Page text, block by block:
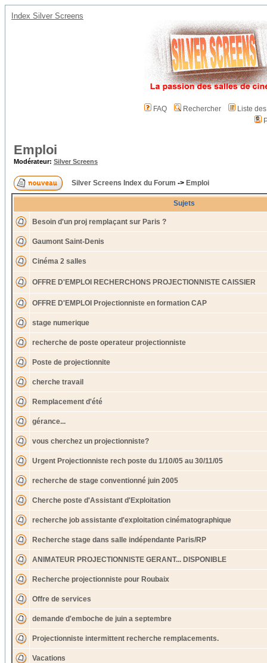
Index Silver Screens
FAQ Rechercher
Liste
Emploi
Modérateur: Silver Screens
Silver Screens Index du Forum -> Emploi
Sujets
Besoin d'un proj remplaçant sur Paris ?
Gaumont Saint-Denis
Cinéma 2 salles
OFFRE D'EMPLOI RECHERCHONS PROJECTIONNISTE CAISSIER
OFFRE D'EMPLOI Projectionniste en formation CAP
stage numerique
recherche de poste operateur projectionniste
Poste de projectionnite
cherche travail
Remplacement d'été
gérance...
vous cherchez un projectionniste?
Urgent Projectionniste rech poste du 1/10/05 au 30/11/05
recherche de stage conventionné juin 2005
Cherche poste d'Assistant d'Exploitation
recherche job assistante d'exploitation cinématographique
Recherche stage dans salle indépendante Paris/RP
ANIMATEUR PROJECTIONNISTE GERANT... DISPONIBLE
Recherche projectionniste pour Roubaix
Offre de services
demande d'emboche de juin a septembre
Projectionniste intermittent recherche remplacements.
Vacations